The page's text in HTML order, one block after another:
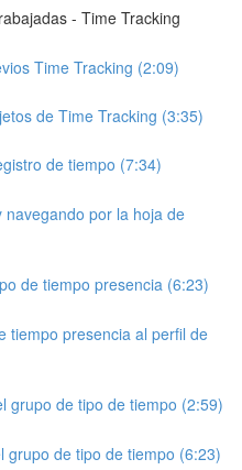
- Time Tracking
Time Tracking (2:09)
de Time Tracking (3:35)
de tiempo (7:34)
navegando por la hoja de
de tiempo presencia (6:23)
tiempo presencia al perfil de
grupo de tipo de tiempo (2:59)
grupo de tipo de tiempo (6:23)